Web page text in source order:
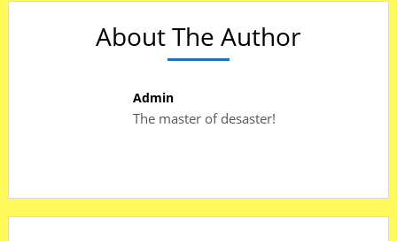
About The Author
Admin
The master of desaster!